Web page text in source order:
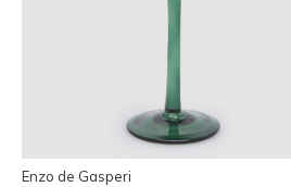
Enzo de Gasperi